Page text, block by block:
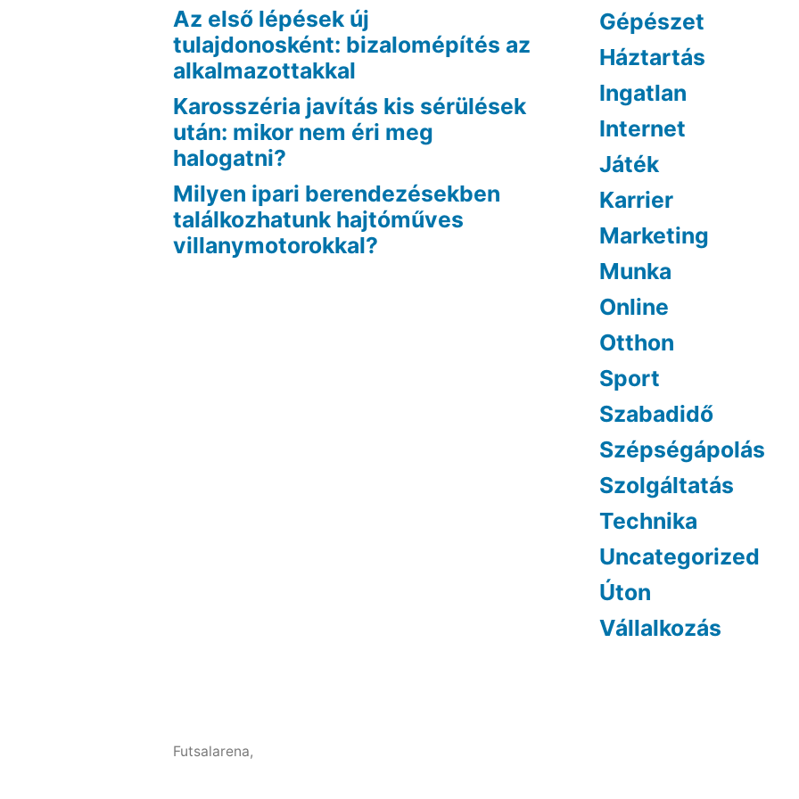
Az első lépések új
tulajdonosként: bizalomépítés az
alkalmazottakkal
Karosszéria javítás kis sérülések
után: mikor nem éri meg
halogatni?
Milyen ipari berendezésekben
találkozhatunk hajtóműves
villanymotorokkal?
Gépészet
Háztartás
Ingatlan
Internet
Játék
Karrier
Marketing
Munka
Online
Otthon
Sport
Szabadidő
Szépségápolás
Szolgáltatás
Technika
Uncategorized
Úton
Vállalkozás
Futsalarena,